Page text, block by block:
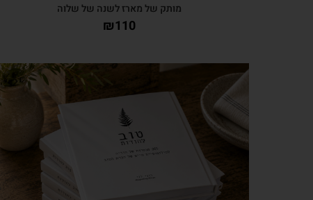
מותק של מארז לשנה של שלוה
₪110
צפייה מהירה